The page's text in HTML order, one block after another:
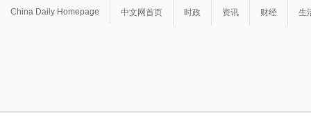
China Daily Homepage 中文网首页 时政 资讯 财经 生